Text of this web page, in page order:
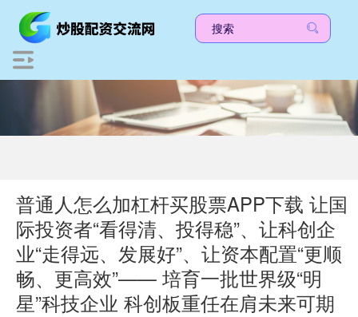
普通人怎么加杠杆买股票APP下载 让国
际投资者“看得清、投得稳”、让科创企
业“走得远、发展好”、让资本配置“更顺
畅、更高效”—— 培育一批世界级“明
星”科技企业 科创板重任在肩未来可期